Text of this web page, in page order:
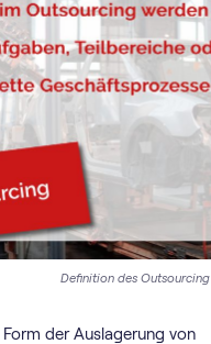
Definition des Outsourcing
der Auslagerung von